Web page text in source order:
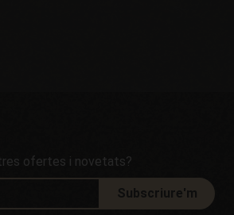
ofertes i novetats?
Subscriure'm